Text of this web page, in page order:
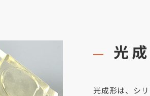
光
光成形は、シ